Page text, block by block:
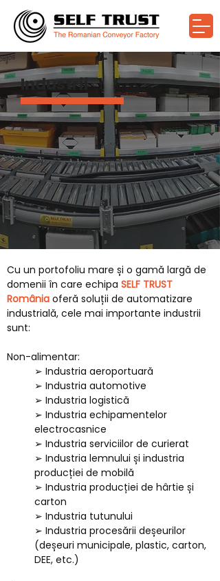
Industrii
Cu un portofoliu mare și o gamă largă de
domenii în care echipa SELF TRUST
România oferă soluții de automatizare
industrială, cele mai importante industrii
sunt:
Non-alimentar:
➢ Industria aeroportuară
➢ Industria automotive
➢ Industria logistică
➢ Industria echipamentelor
electrocasnice
➢ Industria serviciilor de curierat
➢ Industria lemnului și industria
producției de mobilă
➢ Industria producției de hârtie și
carton
➢ Industria tutunului
➢ Industria procesării deșeurilor
(deșeuri municipale, plastic, carton,
DEE, etc.)